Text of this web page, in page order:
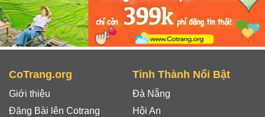
CoTrang.org
Giới thiệu
Đăng Bài lên Cotrang
Tỉnh Thành Nổi Bật
Đà Nẵng
Hội An